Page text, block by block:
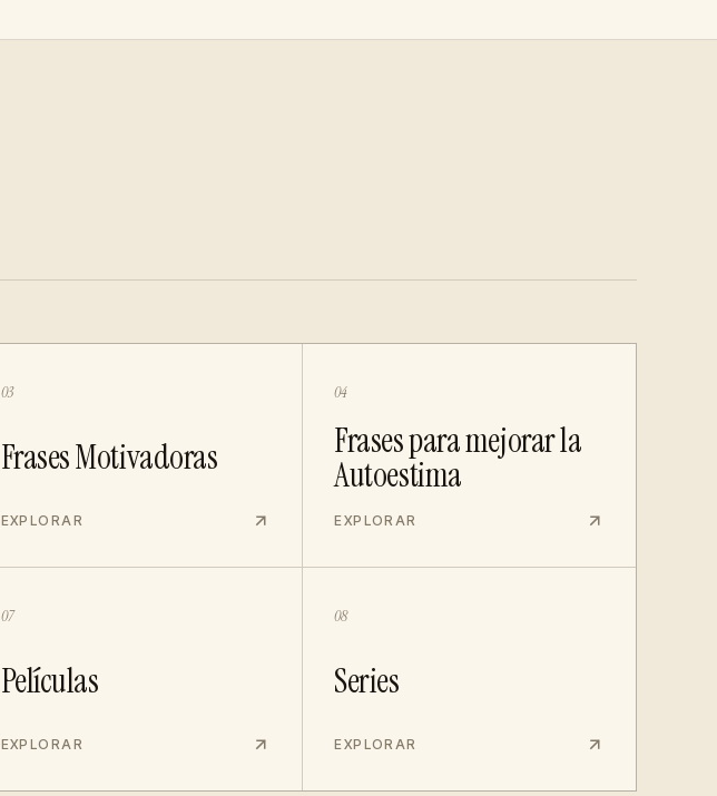
03
Frases Motivadoras
EXPLORAR
04
Frases para mejorar la
Autoestima
EXPLORAR
07
Películas
EXPLORAR
08
Series
EXPLORAR